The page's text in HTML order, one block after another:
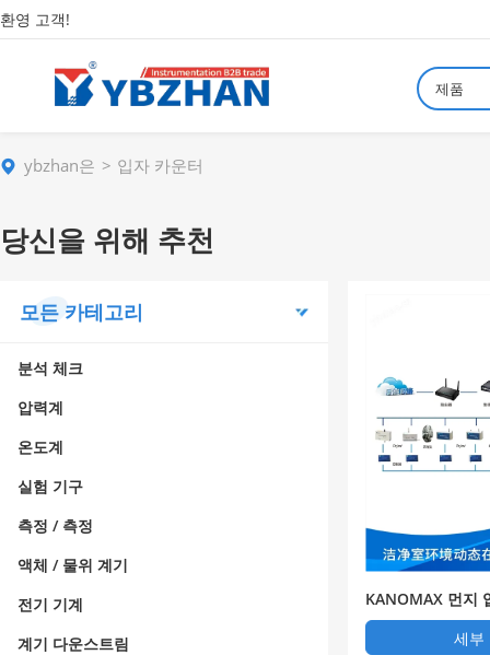
환영 고객!
제품
ybzhan은 입자 카운터
당신을 위해 추천
모든 카테고리
분석 체크
압력계
온도계
실험 기구
측정 / 측정
액체 / 물위 계기
전기 기계
계기 다운스트림
KANOMAX 먼지
시스템 EP-CRMS
세부